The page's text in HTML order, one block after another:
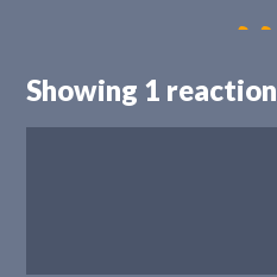
Showing 1 reaction